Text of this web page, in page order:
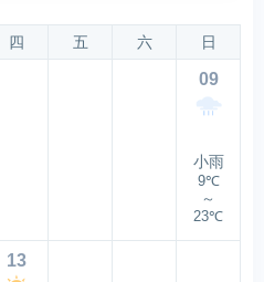
四 五 六 日
09
小雨
9℃
～
23℃
13